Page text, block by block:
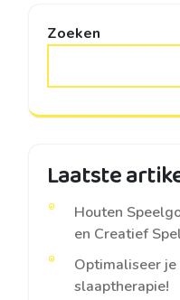
Zoeken
Laatste
Houten
en Creatief
Optimaliseer
slaaptherapie!